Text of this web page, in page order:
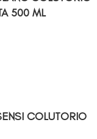
500 ML
COLUTORIO